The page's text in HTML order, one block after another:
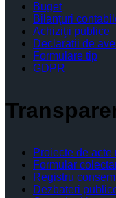
Buget
Bilanţuri
Achiziţii publice
Declaratii de
Formulare tip
GDPR
Proiecte de acte
Formular
Registru
Dezbateri